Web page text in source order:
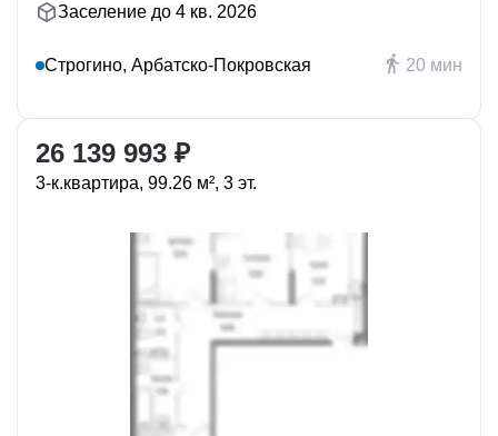
Заселение до 4 кв. 2026
Строгино, Арбатско-Покровская 20 мин
26 139 993 ₽
3-к.квартира, 99.26 м², 3 эт.